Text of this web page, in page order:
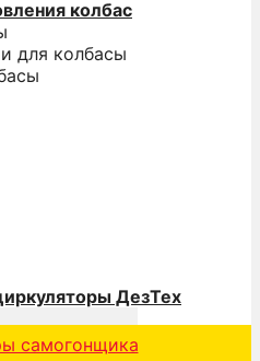
колбас
для колбасы
ДезТех
самогонщика